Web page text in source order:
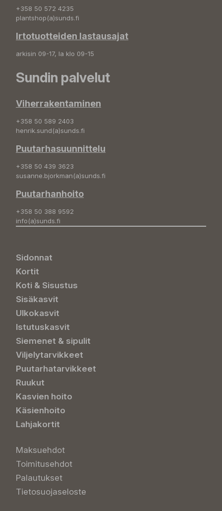
+358 50 572 4235
plantshop(a)sunds.fi
Irtotuotteiden lastausajat
arkisin 09-17, la klo 09-15
Sundin palvelut
Viherrakentaminen
+358 50 589 2403
henrik.sund(a)sunds.fi
Puutarhasuunnittelu
+358 50 439 3623
susanne.bjorkman(a)sunds.fi
Puutarhanhoito
+358 50 388 9592
info(a)sunds.fi
Sidonnat
Kortit
Koti & Sisustus
Sisäkasvit
Ulkokasvit
Istutuskasvit
Siemenet & sipulit
Viljelytarvikkeet
Puutarhatarvikkeet
Ruukut
Kasvien hoito
Käsienhoito
Lahjakortit
Maksuehdot
Toimitusehdot
Palautukset
Tietosuojaseloste